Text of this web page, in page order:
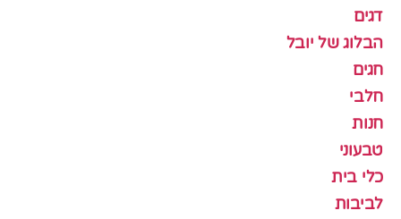
דגים
הבלוג של יובל
חגים
חלבי
חנות
טבעוני
כלי בית
לביבות